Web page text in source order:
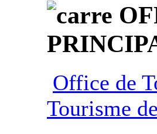
Office de
Tourisme